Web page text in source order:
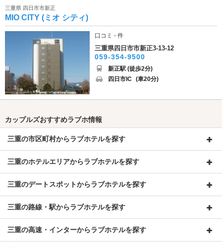
三重県 四日市市新正
MIO CITY (ミオ シティ)
口コミ - 件
三重県四日市市新正3-13-12
059-354-9500
新正駅 (徒歩2分)
四日市IC (車20分)
カップルズおすすめラブホ情報
三重の市区町村からラブホテルを探す
三重のホテルエリアからラブホテルを探す
三重のデートスポットからラブホテルを探す
三重の路線・駅からラブホテルを探す
三重の高速・インターからラブホテルを探す